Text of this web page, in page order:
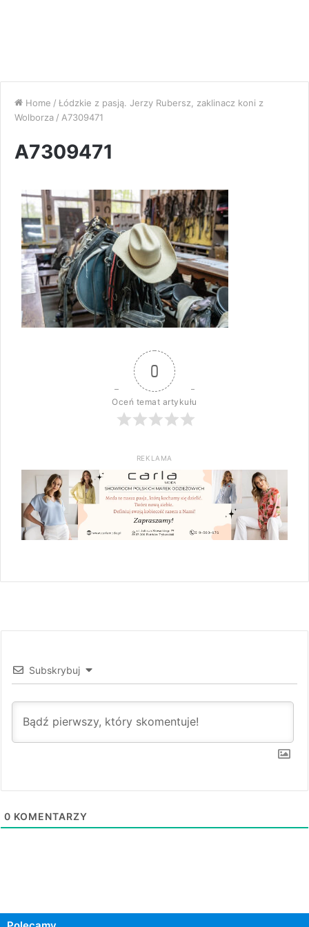
Home / Łódzkie z pasją. Jerzy Rubersz, zaklinacz koni z
Wolborza / A7309471
A7309471
0
Oceń temat artykułu
REKLAMA
Subskrybuj
0 KOMENTARZY